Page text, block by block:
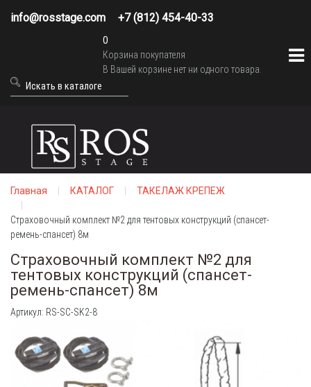
info@rosstage.com +7 (812) 454-40-33
0
Корзина покупателя
В Вашей корзине нет ни одного товара.
Главная КАТАЛОГ ТАКЕЛАЖ КРЕПЕЖ
Страховочный комплект №2 для тентовых конструкций (спансет-
ремень-спансет) 8м
Страховочный комплект №2 для
тентовых конструкций (спансет-
ремень-спансет) 8м
Артикул: RS-SC-SK2-8